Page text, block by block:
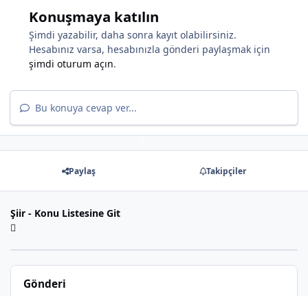
Konuşmaya katılın
Şimdi yazabilir, daha sonra kayıt olabilirsiniz.
Hesabınız varsa, hesabınızla gönderi paylaşmak için
şimdi oturum açın.
Bu konuya cevap ver...
Paylaş Takipçiler
Şiir - Konu Listesine Git
Gönderi